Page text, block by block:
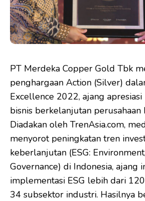
PT Merdeka Copper Gold Tbk
penghargaan Action (Silver)
Excellence 2022, ajang
bisnis berkelanjutan perusahaan
Diadakan oleh TrenAsia.com,
menyorot peningkatan tren
keberlanjutan (ESG:
Governance) di Indonesia, ajang
implementasi ESG lebih dari
34 subsektor industri. Hasilnya